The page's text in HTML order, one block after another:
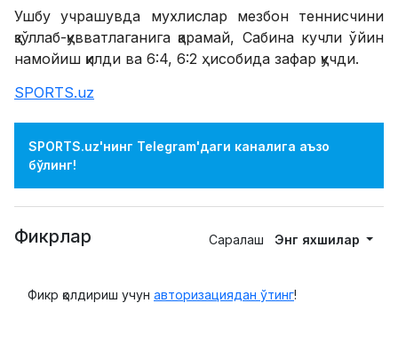
Ушбу учрашувда мухлислар мезбон теннисчини
қзўллаб-қувватлаганига қарамай, Сабина кучли ўйин
намойиш қилди ва 6:4, 6:2 ҳисобида зафар қучди.
SPORTS.uz
SPORTS.uz'нинг Telegram'даги каналига аъзо
бўлинг!
Фикрлар Саралаш Энг яхшилар
Фикр қолдириш учун авторизациядан ўтинг!